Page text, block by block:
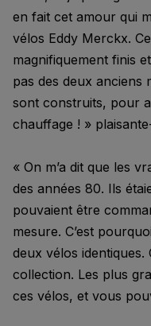
en fait cet amour qui
vélos Eddy Merckx.
magnifiquement finis
pas des deux anciens
sont construits, pour
chauffage ! »
« On m’a dit que les
des années 80. Ils
pouvaient être
mesure. C’est
deux vélos identiques.
collection. Les plus
ces vélos, et vous